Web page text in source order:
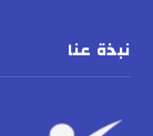
نبذة عنا